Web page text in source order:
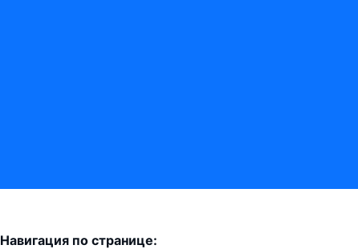
Навигация по странице: